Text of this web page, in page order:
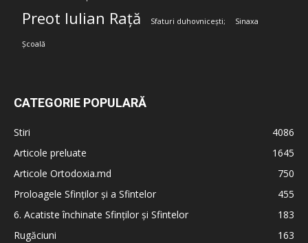
Preot Iulian Rață Sfaturi duhovnicești; Sinaxa
Școală
CATEGORIE POPULARĂ
Stiri
4086
Articole preluate
1645
Articole Ortodoxia.md
750
Proloagele Sfinților și a Sfintelor
455
6. Acatiste închinate Sfinților și Sfintelor
183
Rugăciuni
163